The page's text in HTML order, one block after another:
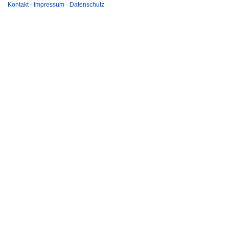
Kontakt- Impressum - Datenschutz